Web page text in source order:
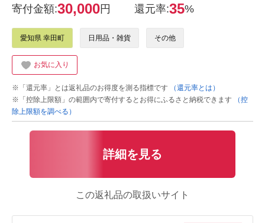
寄付金額:30,000円 還元率:35%
愛知県 幸田町 日用品・雑貨 その他
お気に入り
※「還元率」とは返礼品のお得度を測る指標です
（還元率とは）
※「控除上限額」の範囲内で寄付するとお得にふるさと納税できます
（控
除上限額を調べる）
詳細を見る
この返礼品の取扱いサイト